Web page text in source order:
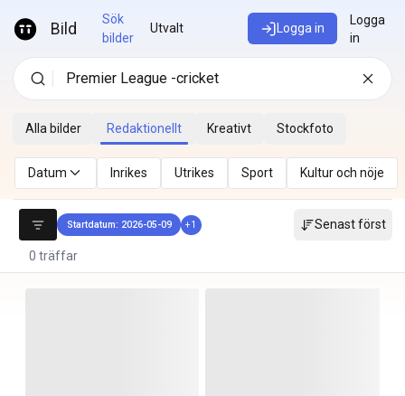
Bild
Sök
bilder
Utvalt Logga in
Logga
in
Alla bilder Redaktionellt Kreativt Stockfoto
Datum Inrikes Utrikes Sport Kultur och nöje
Startdatum: 2026-05-09 +1 Senast först
0 träffar